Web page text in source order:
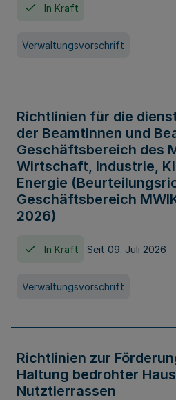
In Kraft
Verwaltungsvorschrift
Richtlinien für die
der Beamtinnen und
Geschäftsbereich des
Wirtschaft, Industrie,
Energie
Geschäftsbereich
2026)
In Kraft Seit 09. Juli 2026
Verwaltungsvorschrift
Richtlinien zur
Haltung bedrohter
Nutztierrassen